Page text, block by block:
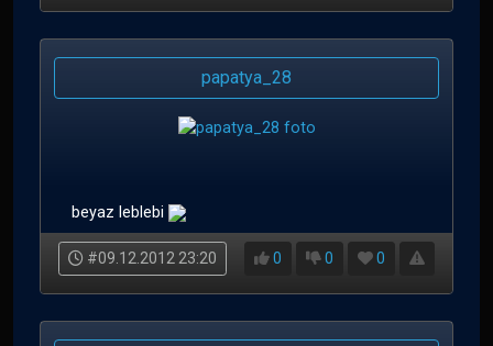
papatya_28
beyaz leblebi
#09.12.2012 23:20 0 0 0